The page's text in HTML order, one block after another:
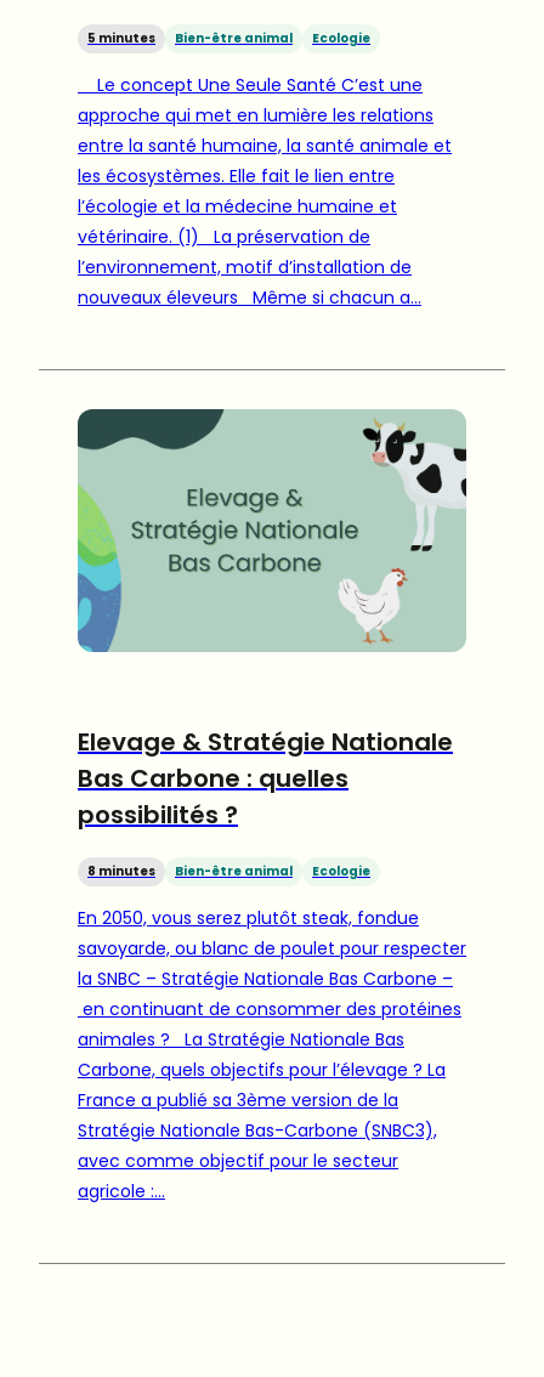
5 minutes Bien-être animal Ecologie
Le concept Une Seule Santé C’est une
approche qui met en lumière les relations
entre la santé humaine, la santé animale et
les écosystèmes. Elle fait le lien entre
l’écologie et la médecine humaine et
vétérinaire. (1) La préservation de
l’environnement, motif d’installation de
nouveaux éleveurs Même si chacun a…
Elevage & Stratégie Nationale
Bas Carbone : quelles
possibilités ?
8 minutes Bien-être animal Ecologie
En 2050, vous serez plutôt steak, fondue
savoyarde, ou blanc de poulet pour respecter
la SNBC – Stratégie Nationale Bas Carbone –
en continuant de consommer des protéines
animales ? La Stratégie Nationale Bas
Carbone, quels objectifs pour l’élevage ? La
France a publié sa 3ème version de la
Stratégie Nationale Bas-Carbone (SNBC3),
avec comme objectif pour le secteur
agricole :…